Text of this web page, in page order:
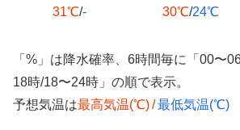
31℃/-
30℃/24℃
「%」は降水確率、6時間毎に「00〜
18時/18〜24時」の順で表示。
予想気温は最高気温(℃)/最低気温(℃)